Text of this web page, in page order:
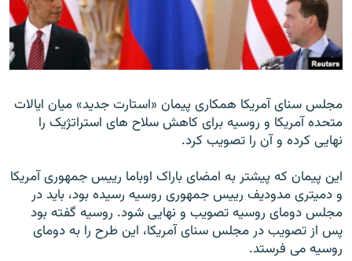
مجلس سنای آمريکا همکاری پيمان «استارت جديد» ميان ايالات
متحده آمريکا و روسيه برای کاهش سلاح های استراتژيک را
نهايی کرده و آن را تصويب کرد.
اين پيمان که پيشتر به امضای باراک اوباما رييس جمهوری آمريکا
و دميتری مدوديف رييس جمهوری روسيه رسيده بود، بايد در
مجلس دومای روسيه تصويب و نهايی شود. روسيه گفته بود
پس از تصويب در مجلس سنای آمريکا، اين طرح را به دومای
روسيه می فرستد.